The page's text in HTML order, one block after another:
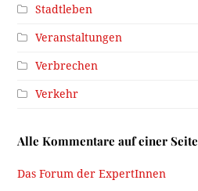
Stadtleben
Veranstaltungen
Verbrechen
Verkehr
Alle Kommentare auf einer Seite
Das Forum der ExpertInnen